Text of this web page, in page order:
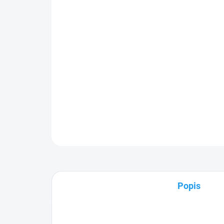
Popis